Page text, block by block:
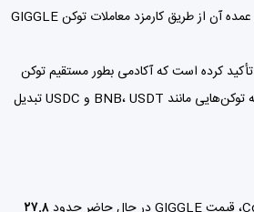
مالی جمع‌آوری شد که بخش عمده آن از طریق کارمزد معاملات توکن GIGGLE
نکته جالب این است که CZ تأکید کرده است که آکادمی بطور مستقیم توکن
صادر کرده نیست و کمک‌ها به توکن‌هایی مانند BNB، USDT و USDC تبدیل